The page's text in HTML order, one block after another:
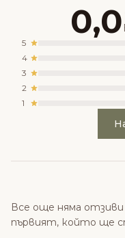
0,0
5
4
3
2
1
Все още няма
първият, който ще